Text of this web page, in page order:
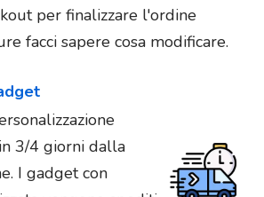
per finalizzare l'ordine
facci sapere cosa modificare.
3/4 giorni dalla
I gadget con